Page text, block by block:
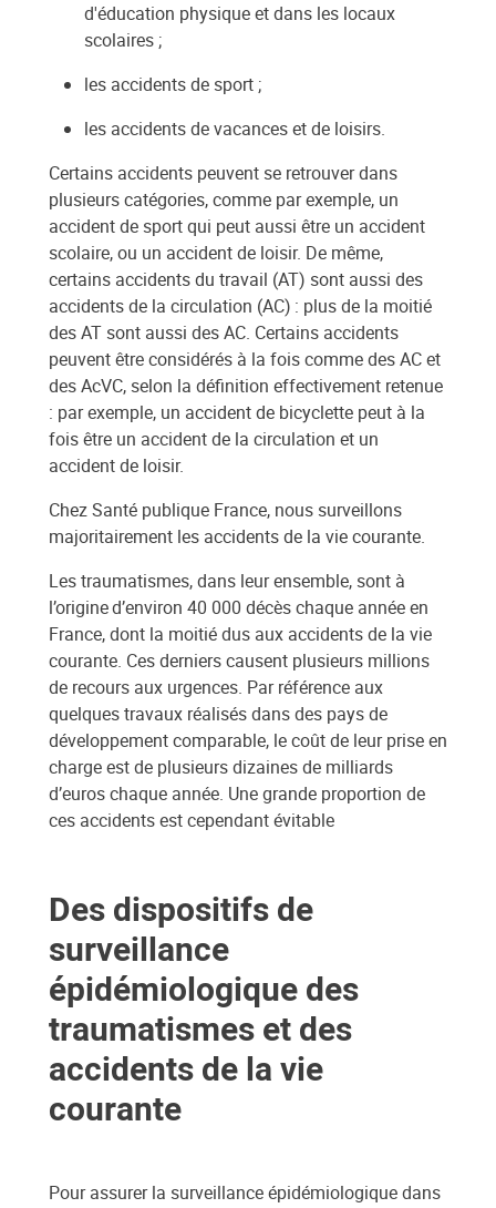
d'éducation physique et dans les locaux
scolaires ;
les accidents de sport ;
les accidents de vacances et de loisirs.
Certains accidents peuvent se retrouver dans
plusieurs catégories, comme par exemple, un
accident de sport qui peut aussi être un accident
scolaire, ou un accident de loisir. De même,
certains accidents du travail (AT) sont aussi des
accidents de la circulation (AC) : plus de la moitié
des AT sont aussi des AC. Certains accidents
peuvent être considérés à la fois comme des AC et
des AcVC, selon la définition effectivement retenue
: par exemple, un accident de bicyclette peut à la
fois être un accident de la circulation et un
accident de loisir.
Chez Santé publique France, nous surveillons
majoritairement les accidents de la vie courante.
Les traumatismes, dans leur ensemble, sont à
l’origine d’environ 40 000 décès chaque année en
France, dont la moitié dus aux accidents de la vie
courante. Ces derniers causent plusieurs millions
de recours aux urgences. Par référence aux
quelques travaux réalisés dans des pays de
développement comparable, le coût de leur prise en
charge est de plusieurs dizaines de milliards
d’euros chaque année. Une grande proportion de
ces accidents est cependant évitable
Des dispositifs de
surveillance
épidémiologique des
traumatismes et des
accidents de la vie
courante
Pour assurer la surveillance épidémiologique dans